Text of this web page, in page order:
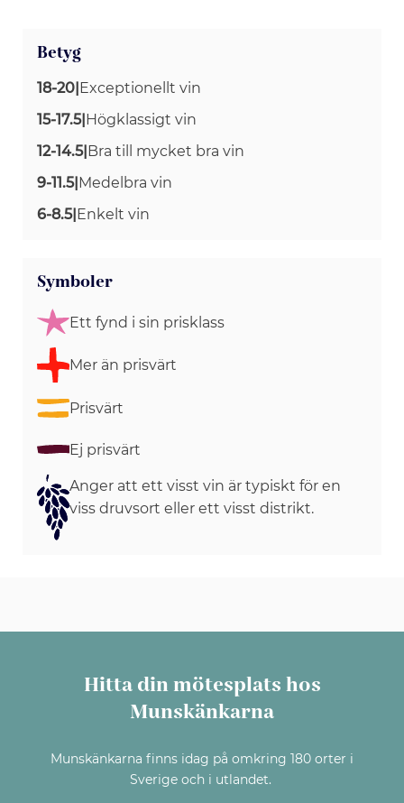
Betyg
18-20 Exceptionellt vin
15-17.5| Högklassigt vin
12-14.5| Bra till mycket bra vin
9-11.5| Medelbra vin
6-8.5| Enkelt vin
Symboler
Ett fynd i sin prisklass
Mer än prisvärt
Prisvärt
Ej prisvärt
Anger att ett visst vin är typiskt för en
viss druvsort eller ett visst distrikt.
Hitta din mötesplats hos
Munskänkarna
Munskänkarna finns idag på omkring 180 orter i
Sverige och i utlandet.